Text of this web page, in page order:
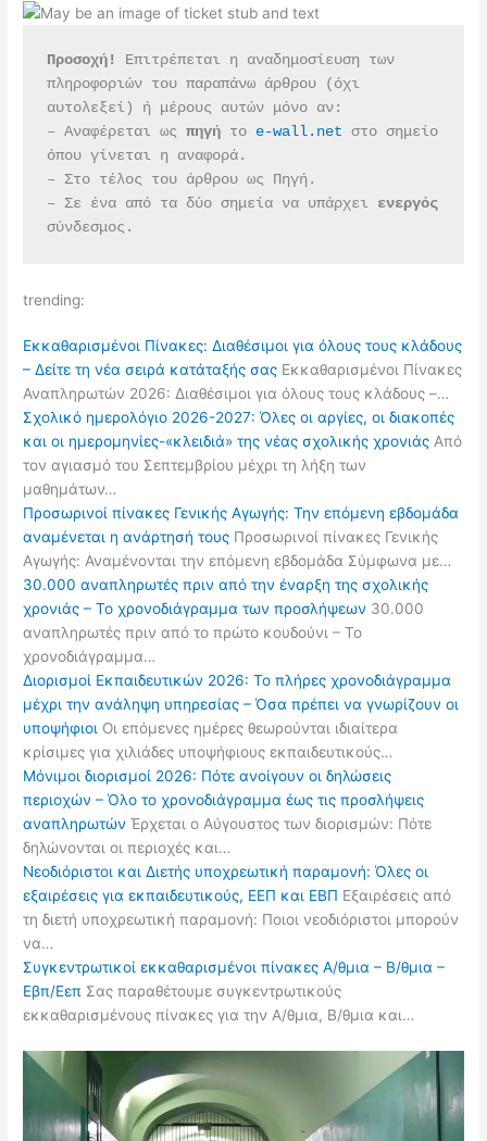
Προσοχή!
Επιτρέπεται η αναδημοσίευση των
πληροφοριών του παραπάνω άρθρου (όχι
αυτολεξεί) ή μέρους αυτών μόνο αν:
– Αναφέρεται ως πηγή το e-wall.net στο σημείο
όπου γίνεται η αναφορά.
– Στο τέλος του άρθρου ως Πηγή.
– Σε ένα από τα δύο σημεία να υπάρχει
ενεργός
σύνδεσμος.
trending:
Εκκαθαρισμένοι Πίνακες: Διαθέσιμοι για όλους τους κλάδους
– Δείτε τη νέα σειρά κατάταξής σας Εκκαθαρισμένοι Πίνακες
Αναπληρωτών 2026: Διαθέσιμοι για όλους τους κλάδους –…
Σχολικό ημερολόγιο 2026-2027: Όλες οι αργίες, οι διακοπές
και οι ημερομηνίες-«κλειδιά» της νέας σχολικής χρονιάς Από
τον αγιασμό του Σεπτεμβρίου μέχρι τη λήξη των
μαθημάτων…
Προσωρινοί πίνακες Γενικής Αγωγής: Την επόμενη εβδομάδα
αναμένεται η ανάρτησή τους Προσωρινοί πίνακες Γενικής
Αγωγής: Αναμένονται την επόμενη εβδομάδα Σύμφωνα με…
30.000 αναπληρωτές πριν από την έναρξη της σχολικής
χρονιάς – Το χρονοδιάγραμμα των προσλήψεων 30.000
αναπληρωτές πριν από το πρώτο κουδούνι – Το
χρονοδιάγραμμα…
Διορισμοί Εκπαιδευτικών 2026: Το πλήρες χρονοδιάγραμμα
μέχρι την ανάληψη υπηρεσίας – Όσα πρέπει να γνωρίζουν οι
υποψήφιοι Οι επόμενες ημέρες θεωρούνται ιδιαίτερα
κρίσιμες για χιλιάδες υποψήφιους εκπαιδευτικούς…
Μόνιμοι διορισμοί 2026: Πότε ανοίγουν οι δηλώσεις
περιοχών – Όλο το χρονοδιάγραμμα έως τις προσλήψεις
αναπληρωτών Έρχεται ο Αύγουστος των διορισμών: Πότε
δηλώνονται οι περιοχές και…
Νεοδιόριστοι και Διετής υποχρεωτική παραμονή: Όλες οι
εξαιρέσεις για εκπαιδευτικούς, ΕΕΠ και ΕΒΠ Εξαιρέσεις από
τη διετή υποχρεωτική παραμονή: Ποιοι νεοδιόριστοι μπορούν
να…
Συγκεντρωτικοί εκκαθαρισμένοι πίνακες Α/θμια – Β/θμια –
Εβπ/Εεπ Σας παραθέτουμε συγκεντρωτικούς
εκκαθαρισμένους πίνακες για την Α/θμια, Β/θμια και…